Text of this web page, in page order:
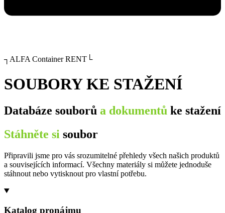
┐ALFA Container RENT└
SOUBORY KE STAŽENÍ
Databáze souborů a dokumentů ke stažení
Stáhněte si soubor
Připravili jsme pro vás srozumitelné přehledy všech našich produktů
a souvisejících informací. Všechny materiály si můžete jednoduše
stáhnout nebo vytisknout pro vlastní potřebu.
Katalog pronájmu